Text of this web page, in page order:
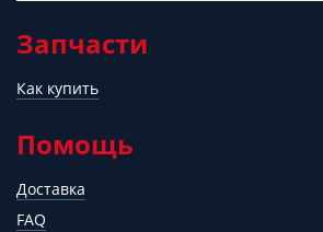
Запчасти
Как купить
Помощь
Доставка
FAQ